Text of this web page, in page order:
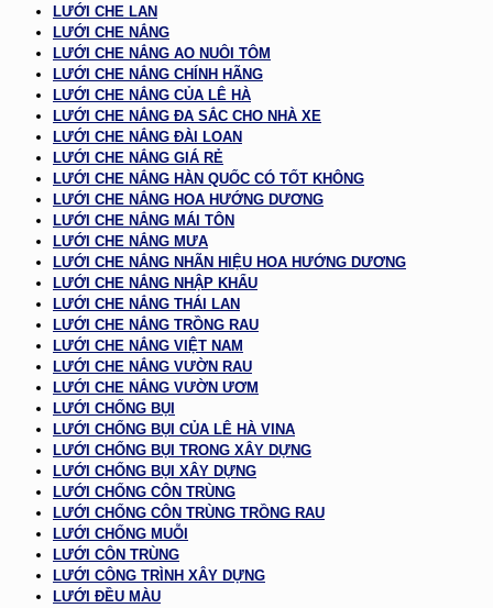
LƯỚI CHE LAN
LƯỚI CHE NẮNG
LƯỚI CHE NẮNG AO NUÔI TÔM
LƯỚI CHE NẮNG CHÍNH HÃNG
LƯỚI CHE NẮNG CỦA LÊ HÀ
LƯỚI CHE NẮNG ĐA SẮC CHO NHÀ XE
LƯỚI CHE NẮNG ĐÀI LOAN
LƯỚI CHE NẮNG GIÁ RẺ
LƯỚI CHE NẮNG HÀN QUỐC CÓ TỐT KHÔNG
LƯỚI CHE NẮNG HOA HƯỚNG DƯƠNG
LƯỚI CHE NẮNG MÁI TÔN
LƯỚI CHE NẮNG MƯA
LƯỚI CHE NẮNG NHÃN HIỆU HOA HƯỚNG DƯƠNG
LƯỚI CHE NẮNG NHẬP KHẨU
LƯỚI CHE NẮNG THÁI LAN
LƯỚI CHE NẮNG TRỒNG RAU
LƯỚI CHE NẮNG VIỆT NAM
LƯỚI CHE NẮNG VƯỜN RAU
LƯỚI CHE NẮNG VƯỜN ƯƠM
LƯỚI CHỐNG BỤI
LƯỚI CHỐNG BỤI CỦA LÊ HÀ VINA
LƯỚI CHỐNG BỤI TRONG XÂY DỰNG
LƯỚI CHỐNG BỤI XÂY DỰNG
LƯỚI CHỐNG CÔN TRÙNG
LƯỚI CHỐNG CÔN TRÙNG TRỒNG RAU
LƯỚI CHỐNG MUỖI
LƯỚI CÔN TRÙNG
LƯỚI CÔNG TRÌNH XÂY DỰNG
LƯỚI ĐỀU MÀU